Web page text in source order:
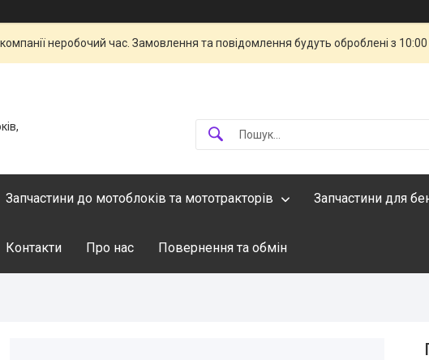
неробочий час. Замовлення та повідомлення будуть оброблені з
Запчастини до мотоблоків та мототракторів Запчастини для
Контакти Про нас Повернення та обмін